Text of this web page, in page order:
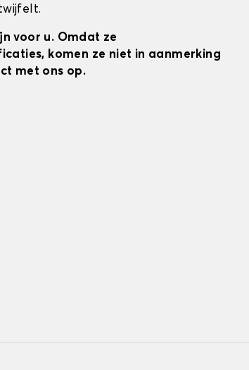
voor u. Omdat ze
komen ze niet in aanmerking
met ons op.